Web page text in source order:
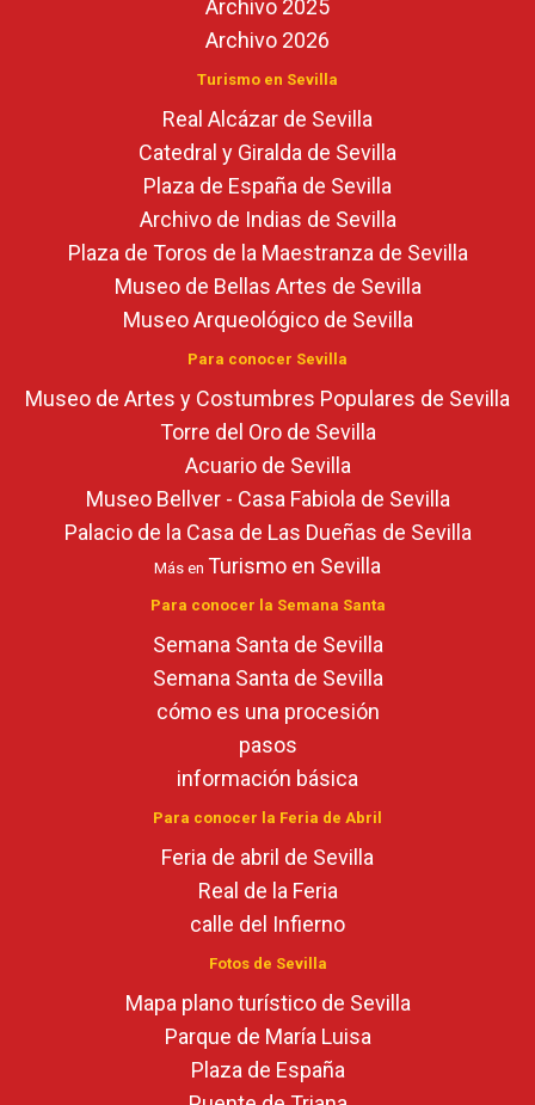
Archivo 2025
Archivo 2026
Turismo en Sevilla
Real Alcázar de Sevilla
Catedral y Giralda de Sevilla
Plaza de España de Sevilla
Archivo de Indias de Sevilla
Plaza de Toros de la Maestranza de Sevilla
Museo de Bellas Artes de Sevilla
Museo Arqueológico de Sevilla
Para conocer Sevilla
Museo de Artes y Costumbres Populares de Sevilla
Torre del Oro de Sevilla
Acuario de Sevilla
Museo Bellver - Casa Fabiola de Sevilla
Palacio de la Casa de Las Dueñas de Sevilla
Más en Turismo en Sevilla
Para conocer la Semana Santa
Semana Santa de Sevilla
Semana Santa de Sevilla
cómo es una procesión
pasos
información básica
Para conocer la Feria de Abril
Feria de abril de Sevilla
Real de la Feria
calle del Infierno
Fotos de Sevilla
Mapa plano turístico de Sevilla
Parque de María Luisa
Plaza de España